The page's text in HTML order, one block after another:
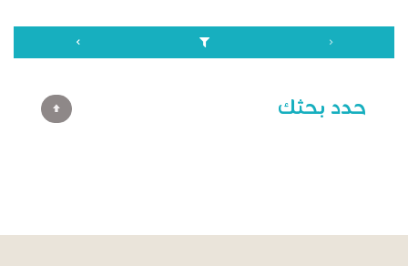
حدد بحثك